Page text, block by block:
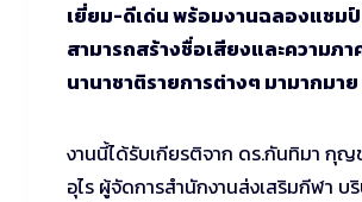
เยี่ยม-ดีเด่น พร้อมงานฉลองแชม
สามารถสร้างชื่อเสียงและความภ
นานาชาติรายการต่างๆ มามากมาย
งานนี้ได้รับเกียรติจาก ดร.กันทิมา กุญ
อุไร ผู้จัดการสำนักงานส่งเสริมกีฬา